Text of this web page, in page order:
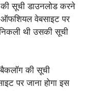
सूची डाउनलोड करने
वेबसाइट पर
थी उसकी सूची
की सूची
पर जाना होगा इस